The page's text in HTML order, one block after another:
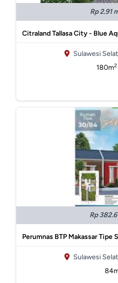
Rp 2.91
Citraland Tallasa City - Blue
Sulawesi
180m2
Rp
Perumnas BTP Makassar Tipe
Sulawesi